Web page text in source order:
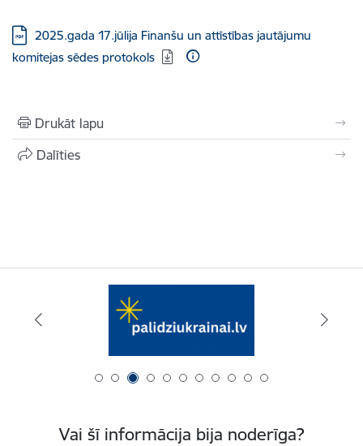
Lejupielādēt:
2025.gada 17.jūlija Finanšu un attīstības jautājumu
komitejas sēdes protokols
Drukāt lapu
Dalīties
Vai šī informācija bija noderīga?